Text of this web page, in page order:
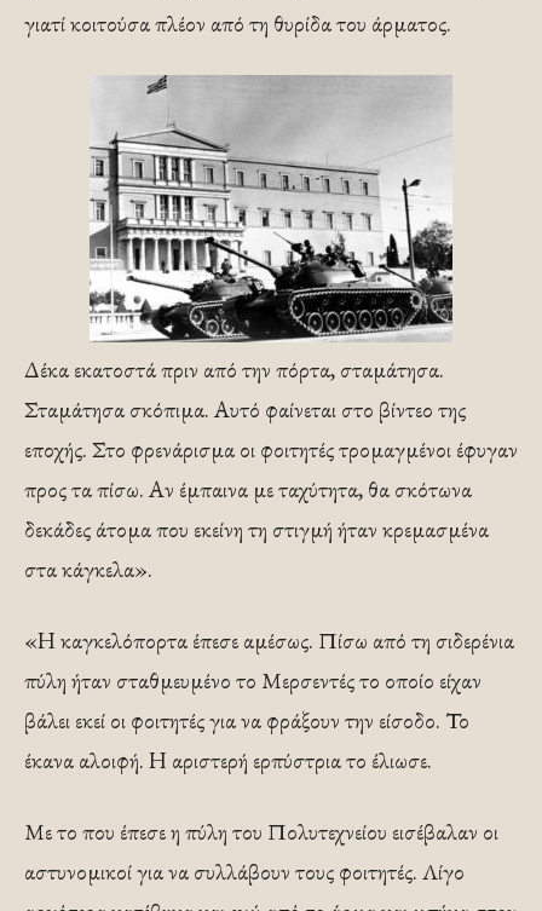
γιατί κοιτούσα πλέον από τη θυρίδα του άρματος.
Δέκα εκατοστά πριν από την πόρτα, σταμάτησα.
Σταμάτησα σκόπιμα. Αυτό φαίνεται στο βίντεο της
εποχής. Στο φρενάρισμα οι φοιτητές τρομαγμένοι έφυγαν
προς τα πίσω. Αν έμπαινα με ταχύτητα, θα σκότωνα
δεκάδες άτομα που εκείνη τη στιγμή ήταν κρεμασμένα
στα κάγκελα».
«H καγκελόπορτα έπεσε αμέσως. Πίσω από τη σιδερένια
πύλη ήταν σταθμευμένο το Μερσεντές το οποίο είχαν
βάλει εκεί οι φοιτητές για να φράξουν την είσοδο. Το
έκανα αλοιφή. H αριστερή ερπύστρια το έλιωσε.
Με το που έπεσε η πύλη του Πολυτεχνείου εισέβαλαν οι
αστυνομικοί για να συλλάβουν τους φοιτητές. Λίγο